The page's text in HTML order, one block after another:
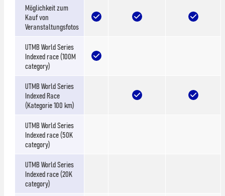
Möglichkeit zum
Kauf von
Veranstaltungsfotos
UTMB World Series
Indexed race (100M
category)
UTMB World Series
Indexed Race
(Kategorie 100 km)
UTMB World Series
Indexed race (50K
category)
UTMB World Series
Indexed race (20K
category)